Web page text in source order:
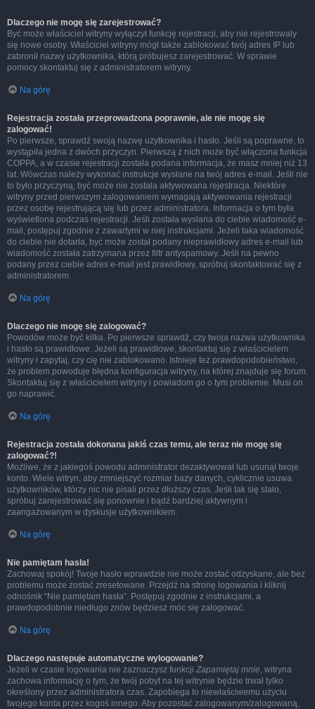
Dlaczego nie mogę się zarejestrować?
Być może właściciel witryny wyłączył funkcję rejestracji, aby nie rejestrowały
się nowe osoby. Właściciel witryny mógł także zablokować twój adres IP lub
zabronił nazwy użytkownika, którą próbujesz zarejestrować. W sprawie
pomocy skontaktuj się z administratorem witryny.
Na górę
Rejestracja została przeprowadzona poprawnie, ale nie mogę się
zalogować!
Po pierwsze, sprawdź swoją nazwę użytkownika i hasło. Jeśli są poprawne, to
wystąpiła jedna z dwóch przyczyn. Pierwszą z nich może być włączona funkcja
COPPA, a w czasie rejestracji została podana informacja, że masz mniej niż 13
lat. Wówczas należy wykonać instrukcje wysłane na twój adres e-mail. Jeśli nie
to było przyczyną, być może nie została aktywowana rejestracja. Niektóre
witryny przed pierwszym zalogowaniem wymagają aktywowania rejestracji
przez osobę rejestrującą się lub przez administratora. Informacja o tym była
wyświetlona podczas rejestracji. Jeśli została wysłana do ciebie wiadomość e-
mail, postępuj zgodnie z zawartymi w niej instrukcjami. Jeżeli taka wiadomość
do ciebie nie dotarła, być może został podany nieprawidłowy adres e-mail lub
wiadomość została zatrzymana przez filtr antyspamowy. Jeśli na pewno
podany przez ciebie adres e-mail jest prawidłowy, spróbuj skontaktować się z
administratorem.
Na górę
Dlaczego nie mogę się zalogować?
Powodów może być kilka. Po pierwsze sprawdź, czy twoja nazwa użytkownika
i hasło są prawidłowe. Jeżeli są prawidłowe, skontaktuj się z właścicielem
witryny i zapytaj, czy cię nie zablokowano. Istnieje też prawdopodobieństwo,
że problem powoduje błędna konfiguracja witryny, na której znajduje się forum.
Skontaktuj się z właścicielem witryny i powiadom go o tym problemie. Musi on
go naprawić.
Na górę
Rejestracja została dokonana jakiś czas temu, ale teraz nie mogę się
zalogować?!
Możliwe, że z jakiegoś powodu administrator dezaktywował lub usunął twoje
konto. Wiele witryn, aby zmniejszyć rozmiar bazy danych, cyklicznie usuwa
użytkowników, którzy nic nie pisali przez dłuższy czas. Jeśli tak się stało,
spróbuj zarejestrować się ponownie i bądź bardziej aktywnym i
zaangażowanym w dyskusje użytkownikiem.
Na górę
Nie pamiętam hasła!
Zachowaj spokój! Twoje hasło wprawdzie nie może zostać odzyskane, ale bez
problemu może zostać zresetowane. Przejdź na stronę logowania i kliknij
odnośnik “Nie pamiętam hasła”. Postępuj zgodnie z instrukcjami, a
prawdopodobnie niedługo znów będziesz móc się zalogować.
Na górę
Dlaczego następuje automatyczne wylogowanie?
Jeżeli w czasie logowania nie zaznaczysz funkcji Zapamiętaj mnie, witryna
zachowa informację o tym, że twój pobyt na tej witrynie będzie trwał tylko
określony przez administratora czas. Zapobiega to niewłaściwemu użyciu
twojego konta przez kogoś innego. Aby pozostać zalogowanym/zalogowaną,